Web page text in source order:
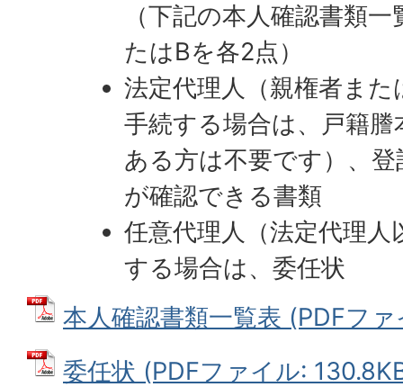
（下記の本人確認書類
たはBを各2点）
法定代理人（親権者ま
手続する場合は、戸籍
ある方は不要です）、
が確認できる書類
任意代理人（法定代理
する場合は、委任状
本人確認書類一覧表 (PDFフ
委任状 (PDFファイル: